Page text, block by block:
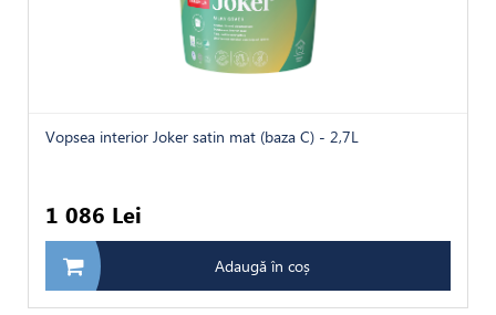
Vopsea interior Joker satin mat (baza С) - 2,7L
1 086 Lei
Adaugă în coș